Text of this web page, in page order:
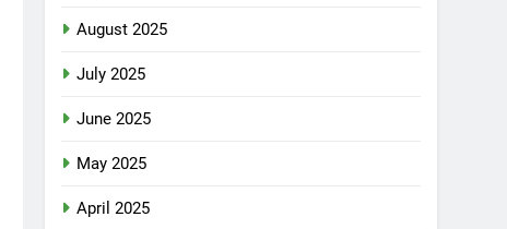
August 2025
July 2025
June 2025
May 2025
April 2025